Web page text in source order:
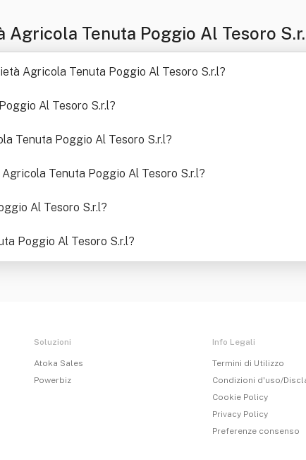
Agricola Tenuta Poggio Al Tesoro
Agricola Tenuta Poggio Al Tesoro S.r.l?
Al Tesoro S.r.l?
Tenuta Poggio Al Tesoro S.r.l?
Tenuta Poggio Al Tesoro S.r.l?
Al Tesoro S.r.l?
Poggio Al Tesoro S.r.l?
Soluzioni
Atoka Sales
Powerbiz
Info Legali
Termini di Utilizzo
Condizioni d'uso/
Cookie Policy
Privacy Policy
Preferenze consenso